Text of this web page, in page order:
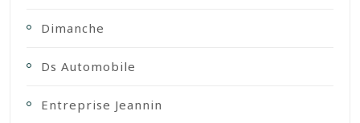
Dimanche
Ds Automobile
Entreprise Jeannin